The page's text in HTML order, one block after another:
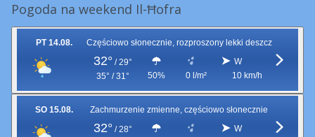
Pogoda na weekend Il-Ħofra
PT 14.08. Częściowo słonecznie, rozproszony lekki deszcz
32° / 29°
35° / 31°
50% 0 l/m²
W
10 km/h
SO 15.08. Zachmurzenie zmienne, częściowo słonecznie
32° / 28°
W